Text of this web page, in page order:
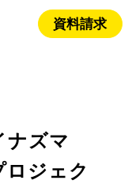
資料請求
ナズマ
ロジェク